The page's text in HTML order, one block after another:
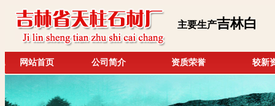
主要生产吉林白
网站首页 公司简介 资质荣誉 较新